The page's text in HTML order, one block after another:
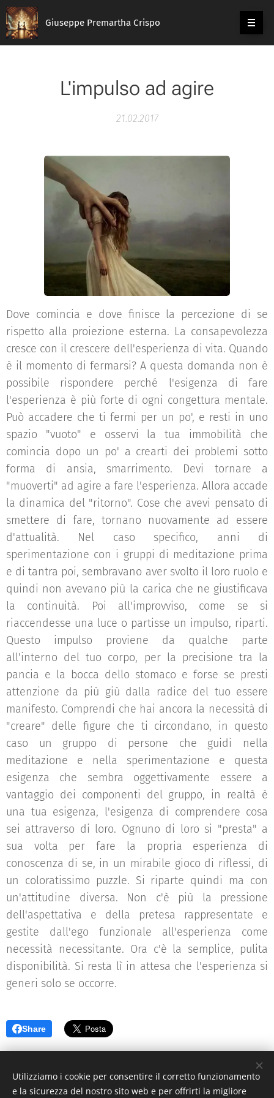
Giuseppe Premartha Crispo
L'impulso ad agire
21.02.2017
Dove comincia e dove finisce la percezione di se
rispetto alla proiezione esterna. La consapevolezza
cresce con il crescere dell'esperienza di vita. Quando
è il momento di fermarsi? A questa domanda non è
possibile rispondere perché l'esigenza di fare
l'esperienza è più forte di ogni congettura mentale.
Può accadere che ti fermi per un po', e resti in uno
spazio "vuoto" e osservi la tua immobilità che
comincia dopo un po' a crearti dei problemi sotto
forma di ansia, smarrimento. Devi tornare a
"muoverti" ad agire a fare l'esperienza. Allora accade
la dinamica del "ritorno". Cose che avevi pensato di
smettere di fare, tornano nuovamente ad essere
d'attualità. Nel caso specifico, anni di
sperimentazione con i gruppi di meditazione prima
e di tantra poi, sembravano aver svolto il loro ruolo e
quindi non avevano più la carica che ne giustificava
la continuità. Poi all'improvviso, come se si
riaccendesse una luce o partisse un impulso, riparti.
Questo impulso proviene da qualche parte
all'interno del tuo corpo, per la precisione tra la
pancia e la bocca dello stomaco e forse se presti
attenzione da più giù dalla radice del tuo essere
manifesto. Comprendi che hai ancora la necessità di
"creare" delle figure che ti circondano, in questo
caso un gruppo di persone che guidi nella
meditazione e nella sperimentazione e questa
esigenza che sembra oggettivamente essere a
vantaggio dei componenti del gruppo, in realtà è
una tua esigenza, l'esigenza di comprendere cosa
sei attraverso di loro. Ognuno di loro si "presta" a
sua volta per fare la propria esperienza di
conoscenza di se, in un mirabile gioco di riflessi, di
un coloratissimo puzzle. Si riparte quindi ma con
un'attitudine diversa. Non c'è più la pressione
dell'aspettativa e della pretesa rappresentate e
gestite dall'ego funzionale all'esperienza come
necessità necessitante. Ora c'è la semplice, pulita
disponibilità. Si resta lì in attesa che l'esperienza si
generi solo se occorre.
Share
Utilizziamo i cookie per consentire il corretto funzionamento
e la sicurezza del nostro sito web e per offrirti la migliore